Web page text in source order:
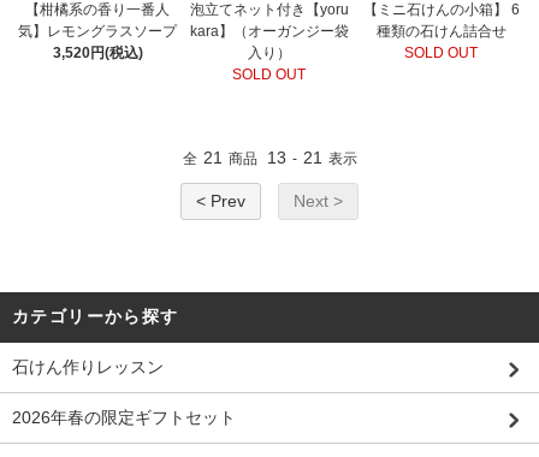
【柑橘系の香り一番人
気】レモングラスソープ
3,520円(税込)
泡立てネット付き【yoru
kara】（オーガンジー袋
入り）
SOLD OUT
【ミニ石けんの小箱】 6
種類の石けん詰合せ
SOLD OUT
全 21 商品 13 - 21 表示
< Prev Next >
カテゴリーから探す
石けん作りレッスン
2026年春の限定ギフトセット